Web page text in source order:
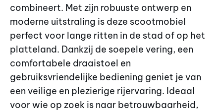
combineert. Met zijn robuuste ontwerp en
moderne uitstraling is deze scootmobiel
perfect voor lange ritten in de stad of op het
platteland. Dankzij de soepele vering, een
comfortabele draaistoel en
gebruiksvriendelijke bediening geniet je van
een veilige en plezierige rijervaring. Ideaal
voor wie op zoek is naar betrouwbaarheid,